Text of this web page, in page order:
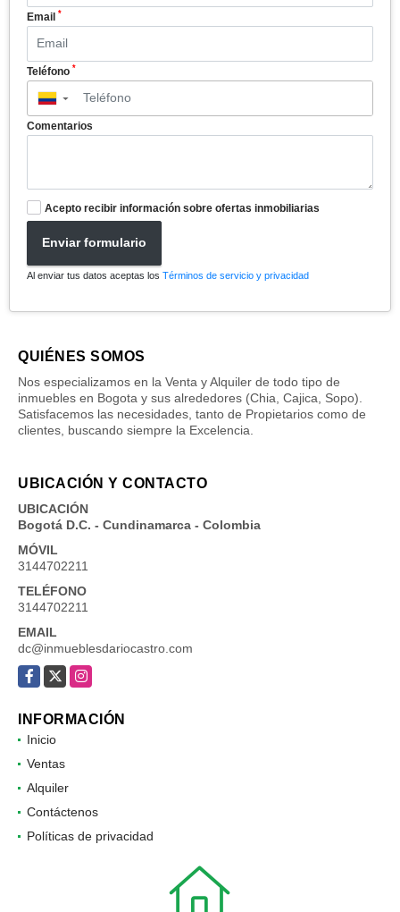
Email *
Teléfono *
▼
Comentarios
Acepto recibir información sobre ofertas inmobiliarias
Enviar formulario
Al enviar tus datos aceptas los Términos de servicio y privacidad
QUIÉNES SOMOS
Nos especializamos en la Venta y Alquiler de todo tipo de
inmuebles en Bogota y sus alrededores (Chia, Cajica, Sopo).
Satisfacemos las necesidades, tanto de Propietarios como de
clientes, buscando siempre la Excelencia.
UBICACIÓN Y CONTACTO
UBICACIÓN
Bogotá D.C. - Cundinamarca - Colombia
MÓVIL
3144702211
TELÉFONO
3144702211
EMAIL
dc@inmueblesdariocastro.com
Facebook
X Instagram
INFORMACIÓN
Inicio
Ventas
Alquiler
Contáctenos
Políticas de privacidad